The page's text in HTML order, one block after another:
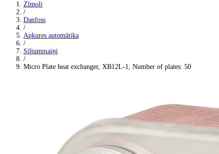
Zīmoli
/
Danfoss
/
Apkures automātika
/
Siltummaiņi
/
Micro Plate heat exchanger, XB12L-1, Number of plates: 50